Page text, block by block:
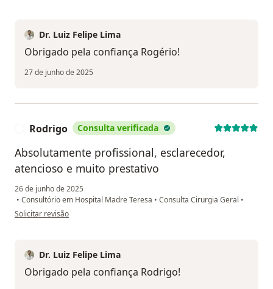
Dr. Luiz Felipe Lima
Obrigado pela confiança Rogério!
27 de junho de 2025
Rodrigo Consulta verificada
Absolutamente profissional, esclarecedor,
atencioso e muito prestativo
26 de junho de 2025
• Consultório em Hospital Madre Teresa • Consulta Cirurgia Geral •
na opinião do utilizador Rodrigo
Solicitar revisão
Dr. Luiz Felipe Lima
Obrigado pela confiança Rodrigo!